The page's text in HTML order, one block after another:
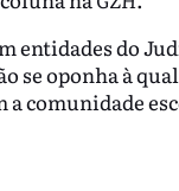
entidades do
se oponha à
a comunidade